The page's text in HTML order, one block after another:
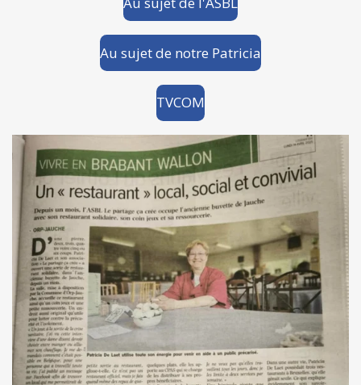
Au sujet de notre Patricia
TVCOM